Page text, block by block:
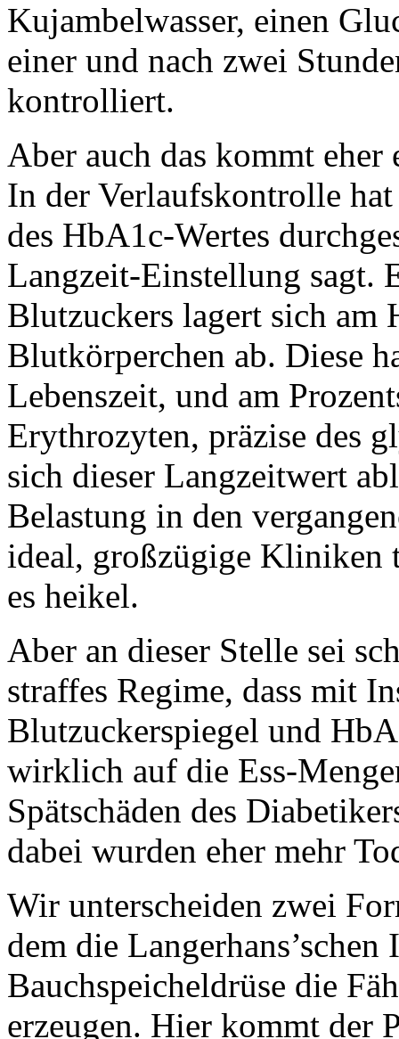
Kujambelwasser, einen
einer und nach zwei
kontrolliert.
Aber auch das kommt
In der Verlaufskontrolle
des HbA1c-Wertes
Langzeit-Einstellung sagt.
Blutzuckers lagert sich am
Blutkörperchen ab. Diese
Lebenszeit, und am
Erythrozyten, präzise des
sich dieser Langzeitwert
Belastung in den
ideal, großzügige Kliniken
es heikel.
Aber an dieser Stelle sei
straffes Regime, dass mit
Blutzuckerspiegel und
wirklich auf die Ess-
Spätschäden des
dabei wurden eher mehr
Wir unterscheiden zwei
dem die
Bauchspeicheldrüse die
erzeugen. Hier kommt der